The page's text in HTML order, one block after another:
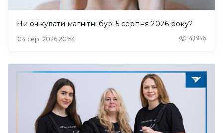
Чи очікувати магнітні бурі 5 серпня 2026 року?
04 сер. 2026 20:54 4,886